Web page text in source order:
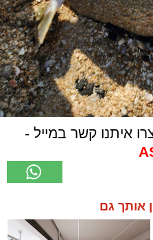
איתנו קשר במייל -
אותך גם